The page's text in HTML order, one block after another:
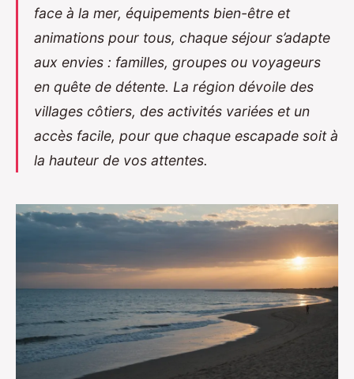
face à la mer, équipements bien-être et
animations pour tous, chaque séjour s’adapte
aux envies : familles, groupes ou voyageurs
en quête de détente. La région dévoile des
villages côtiers, des activités variées et un
accès facile, pour que chaque escapade soit à
la hauteur de vos attentes.